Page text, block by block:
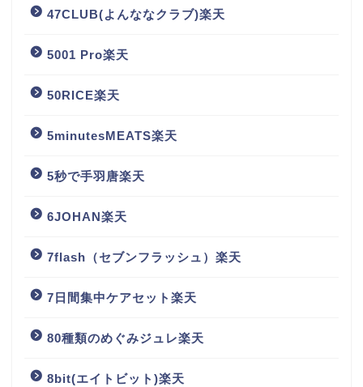
47CLUB(よんななクラブ)楽天
5001 Pro楽天
50RICE楽天
5minutesMEATS楽天
5秒で手羽唐楽天
6JOHAN楽天
7flash（セブンフラッシュ）楽天
7日間集中ケアセット楽天
80種類のめぐみジュレ楽天
8bit(エイトビット)楽天